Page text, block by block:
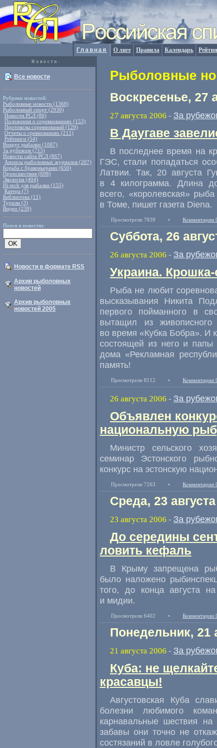
Главная О лиге Правила Календарь
Новости:
Все новости
Рубрики новостей:
Рыболовные новости (1368)
Рыболовный спорт (2930)
Новости РСЛ (86)
Положения о соревнованиях (153)
Протоколы соревнований (129)
Отчеты о сревнованиях (211)
Рейтинги (54)
Вокруг рыбалки (1087)
За рубежом (715)
Новости сайта РСЛ (867)
Анонсы рыболовных журналов (207)
Борьба с браконьерами (650)
Происшествия (698)
Экология (404)
Hi-tech для рыбалки (155)
Катера (7)
Библиотека (11)
Туризм (3)
Видео (239)
Поиск в новостях:
Новости в формате RSS
Архив рыболовных
новостей
Архив рыболовных
новостей 2005
Рыболовные
Воскресенье, 27
27 августа 2006 - За
В Даугаве
В последнее время на
ГЭС, стали попадаться
Латвии. Так, 20 августа
в 4 килограмма. Длина
всего, «королевская»
в Томе, пишет газета Diena.
Просмотрели 7839 • Комментарии
Суббота, 26
26 августа 2006 - За
Украина.
Рыба не любит
высказывания Никита
первого пойманного в
вытащил из
во время «Кубка Бобра». И
состоящей из него и папы
дома «Рекламная
память!
Просмотрели 8112 • Комментарии
26 августа 2006 - За
Объявлен
национальную
Министр сельского
семинар Эстонского
конкурс на эстонскую
Просмотрели 7263 • Комментарии
Среда, 23
23 августа 2006 - За
До середины
ловить кефаль
В Крыму запрещена
было наложено
того, до конца августа
и мидии.
Просмотрели 6402 • Комментарии
Понедельник, 21
21 августа 2006 - За
Куба: не
красавцы!
Августовская Куба
болезни любимого
карнавальные шествия
забавы они точно не
состязаний в ловле